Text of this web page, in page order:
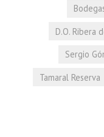
D.O. Ribera
Sergio
Tamaral Reserva